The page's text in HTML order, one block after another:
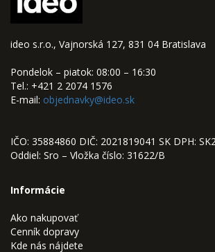
ideo s.r.o., Vajnorská 127, 831 04 Bratislava
Pondelok – piatok: 08:00 – 16:30
Tel.: +421 2 2074 1576
E-mail: objednavky@ideo.sk
IČO: 35884860 DIČ: 2021819041 SK DPH:
Oddiel: Sro – Vložka číslo: 31622/B
Informácie
Ako nakupovať
Cenník dopravy
Kde nás nájdete